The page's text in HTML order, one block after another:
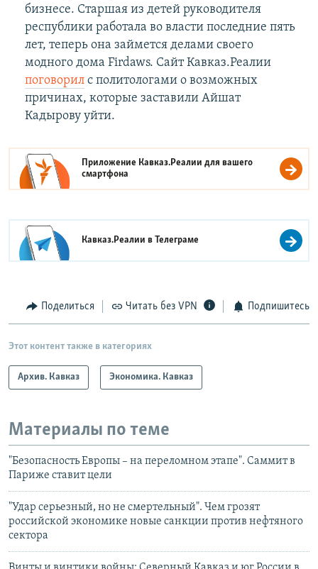
бизнесе. Старшая из детей руководителя
республики работала во власти последние пять
лет, теперь она займется делами своего
модного дома Firdaws. Сайт Кавказ.Реалии
поговорилс политологами о возможных
причинах, которые заставили Айшат
Кадырову уйти.
Приложение Кавказ.Реалии для вашего
смартфона
Кавказ.Реалии вТелеграме
Поделиться Читать без VPN Подпишитесь
Этот контент также в категориях
Архив. Кавказ Экономика. Кавказ
Материалы по теме
"Безопасность Европы – на переломном этапе". Саммит в
Париже ставит цели
"Удар серьезный, но не смертельный". Чем грозят
российской экономике новые санкции против нефтяного
сектора